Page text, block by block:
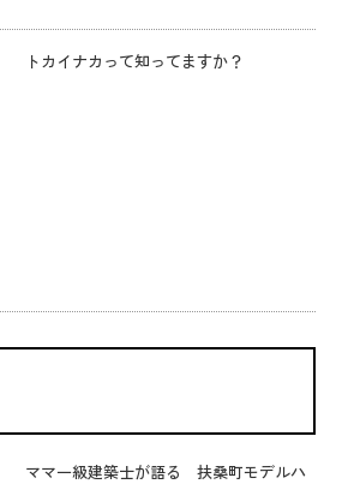
トカイナカって知ってますか？
ママ一級建築士が語る 扶桑町モデルハ